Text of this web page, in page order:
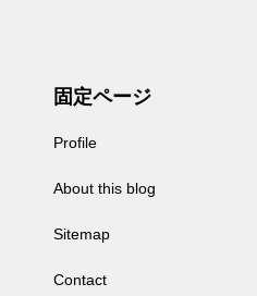
固定ページ
Profile
About this blog
Sitemap
Contact